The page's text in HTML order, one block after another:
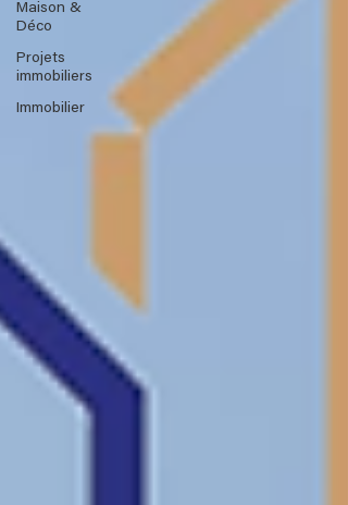
Maison &
Déco
Projets
immobiliers
Immobilier